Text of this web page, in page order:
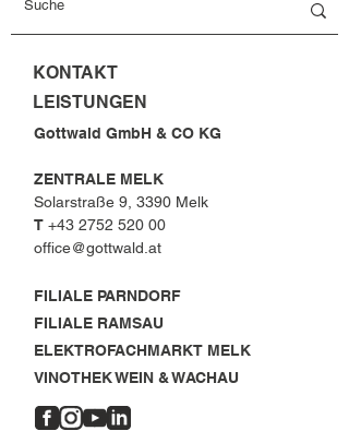
KONTAKT
LEISTUNGEN
Gottwald GmbH & CO KG
ZENTRALE MELK
Solarstraße 9, 3390 Melk
T +43 2752 520 00
office@gottwald.at
FILIALE PARNDORF
FILIALE RAMSAU
ELEKTROFACHMARKT MELK
VINOTHEK WEIN & WACHAU